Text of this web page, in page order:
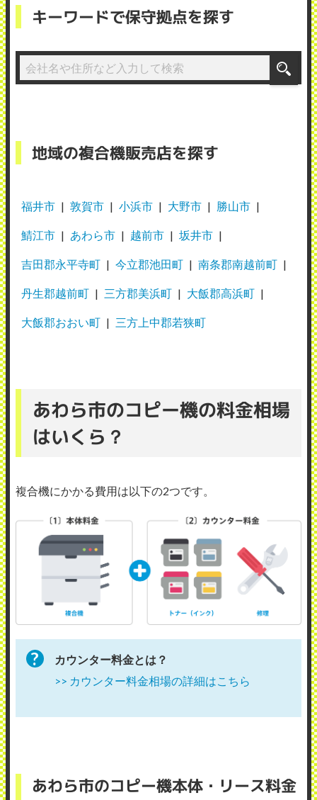
キーワードで保守拠点を探す
地域の複合機販売店を探す
福井市 敦賀市 小浜市 大野市 勝山市
鯖江市 あわら市 越前市 坂井市
吉田郡永平寺町 今立郡池田町 南条郡南越前町
丹生郡越前町 三方郡美浜町 大飯郡高浜町
大飯郡おおい町 三方上中郡若狭町
あわら市のコピー機の料金相場
はいくら？
複合機にかかる費用は以下の2つです。
カウンター料金とは？
>> カウンター料金相場の詳細はこちら
あわら市のコピー機本体・リース料金